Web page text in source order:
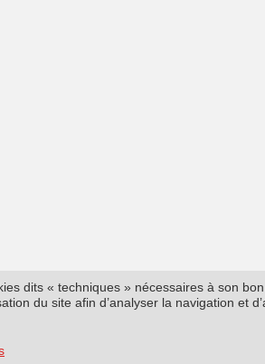
dits « techniques » nécessaires à son
du site afin d’analyser la navigation et